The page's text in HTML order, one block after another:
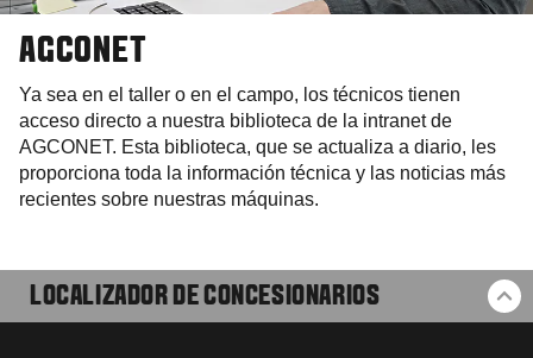
AGCONET
Ya sea en el taller o en el campo, los técnicos tienen
acceso directo a nuestra biblioteca de la intranet de
AGCONET. Esta biblioteca, que se actualiza a diario, les
proporciona toda la información técnica y las noticias más
recientes sobre nuestras máquinas.
LOCALIZADOR DE CONCESIONARIOS